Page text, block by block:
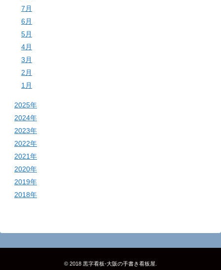
7月
6月
5月
4月
3月
2月
1月
2025年
2024年
2023年
2022年
2021年
2020年
2019年
2018年
© 2018 黒字看板‐大阪の手書き看板屋